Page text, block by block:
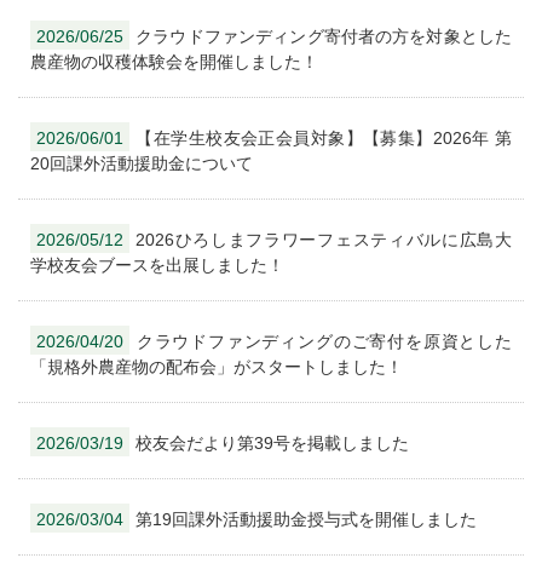
2026/06/25
クラウドファンディング寄付者の方を対象とした
農産物の収穫体験会を開催しました！
2026/06/01
【在学生校友会正会員対象】【募集】2026年 第
20回課外活動援助金について
2026/05/12
2026ひろしまフラワーフェスティバルに広島大
学校友会ブースを出展しました！
2026/04/20
クラウドファンディングのご寄付を原資とした
「規格外農産物の配布会」がスタートしました！
2026/03/19 校友会だより第39号を掲載しました
2026/03/04 第19回課外活動援助金授与式を開催しました